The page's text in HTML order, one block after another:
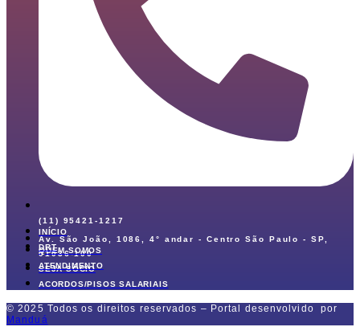
(11) 95421-1217
Av. São João, 1086, 4° andar - Centro São Paulo - SP,
01036-100
INÍCIO
QUEM SOMOS
SEJA SÓCIO
DRT
ATENDIMENTO
ACORDOS/PISOS SALARIAIS
© 2025 Todos os direitos reservados – Portal desenvolvido por
Manduá